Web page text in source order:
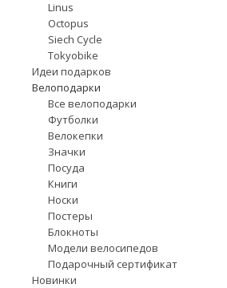
Linus
Octopus
Siech Cycle
Tokyobike
Идеи подарков
Велоподарки
Все велоподарки
Футболки
Велокепки
Значки
Посуда
Книги
Носки
Постеры
Блокноты
Модели велосипедов
Подарочный сертификат
Новинки